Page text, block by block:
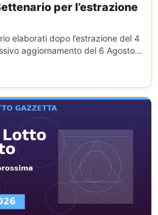
per l’estrazione
elaborati dopo l’estrazione del 4
aggiornamento del 6 Agosto...